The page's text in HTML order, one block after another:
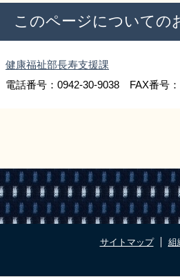
このページについての
健康福祉部長寿支援課
電話番号：0942-30-9038 FAX番号
サイトマップ 組